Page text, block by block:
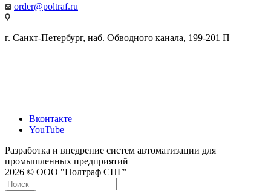
order@poltraf.ru
г. Санкт-Петербург, наб. Обводного канала, 199-201 П
Вконтакте
YouTube
Разработка и внедрение систем автоматизации для
промышленных предприятий
2026 © ООО "Полтраф СНГ"